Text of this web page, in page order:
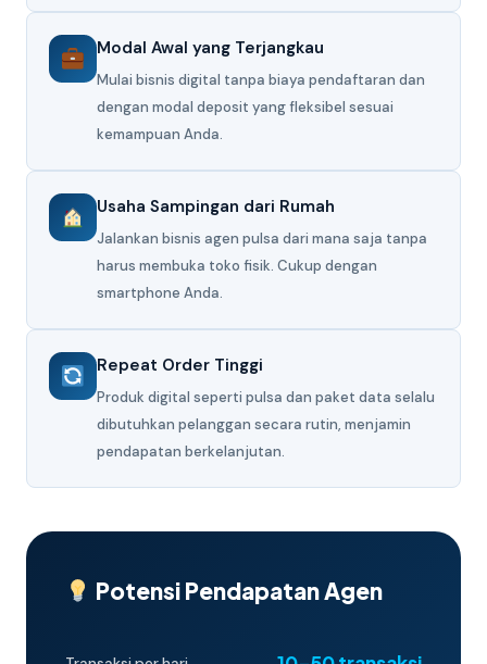
Modal Awal yang Terjangkau
Mulai bisnis digital tanpa biaya pendaftaran dan
dengan modal deposit yang fleksibel sesuai
kemampuan Anda.
Usaha Sampingan dari Rumah
Jalankan bisnis agen pulsa dari mana saja tanpa
harus membuka toko fisik. Cukup dengan
smartphone Anda.
Repeat Order Tinggi
Produk digital seperti pulsa dan paket data selalu
dibutuhkan pelanggan secara rutin, menjamin
pendapatan berkelanjutan.
Potensi Pendapatan Agen